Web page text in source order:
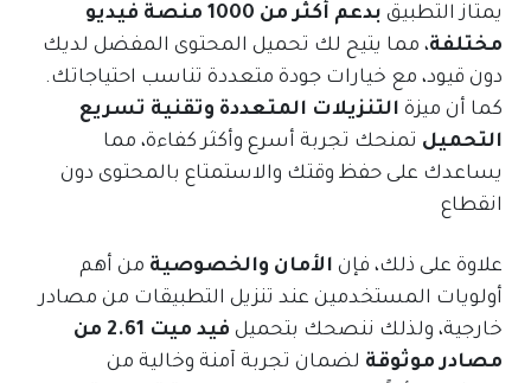
يمتاز التطبيق
بدعم أكثر من 1000 منصة فيديو
مختلفة، مما يتيح لك تحميل المحتوى المفضل لديك
دون قيود، مع خيارات جودة متعددة تناسب احتياجاتك.
كما أن ميزة التنزيلات المتعددة وتقنية تسريع
التحميل تمنحك تجربة أسرع وأكثر كفاءة، مما
يساعدك على حفظ وقتك والاستمتاع بالمحتوى دون
انقطاع
علاوة على ذلك، فإن الأمان والخصوصية من أهم
أولويات المستخدمين عند تنزيل التطبيقات من مصادر
خارجية، ولذلك ننصحك بتحميل
فيد ميت 2.61 من
مصادر موثوقة لضمان تجربة آمنة وخالية من